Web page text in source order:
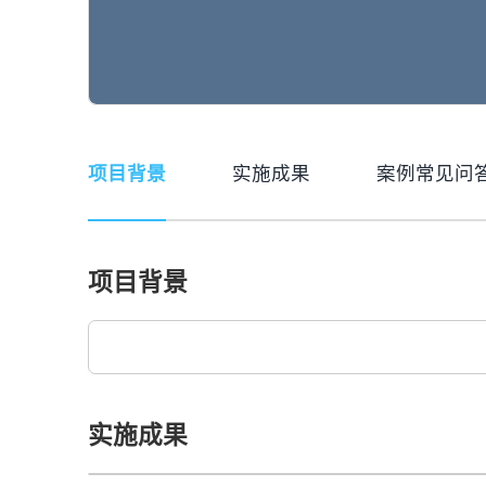
项目背景 实施成果 案例常见问
项目背景
实施成果